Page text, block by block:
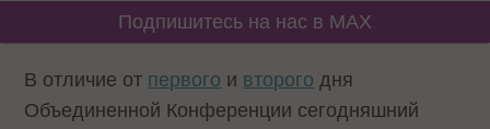
Подпишитесь на нас в MAX
В отличие от первого и второго дня
Объединенной Конференции сегодняшний